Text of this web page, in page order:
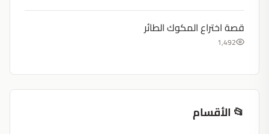
قصة اختراع المكوك الطائر
1,492
📂 الأقسام